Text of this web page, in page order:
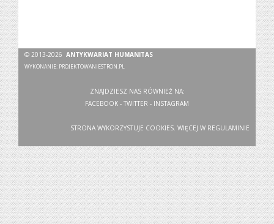
© 2013-2026ANTYKWARIAT HUMANITAS
WYKONANIE: PROJEKTOWANIESTRON.PL
ZNAJDZIESZ NAS RÓWNIEŻ NA:
FACEBOOK - TWITTER - INSTAGRAM
STRONA WYKORZYSTUJE COOKIES. WIĘCEJ W REGULAMINIE